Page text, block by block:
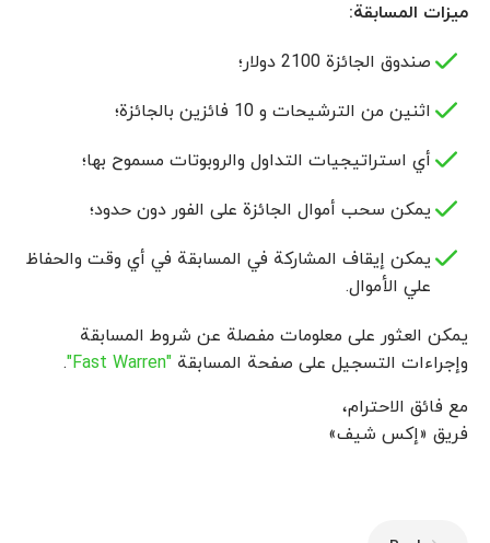
ميزات المسابقة:
صندوق الجائزة 2100 دولار؛
اثنين من الترشيحات و 10 فائزين بالجائزة؛
أي استراتيجيات التداول والروبوتات مسموح بها؛
يمكن سحب أموال الجائزة على الفور دون حدود؛
يمكن إيقاف المشاركة في المسابقة في أي وقت والحفاظ
علي الأموال.
يمكن العثور على معلومات مفصلة عن شروط المسابقة
وإجراءات التسجيل على صفحة المسابقة "Fast Warren"
.
مع فائق الاحترام،
فریق «إكس شيف»